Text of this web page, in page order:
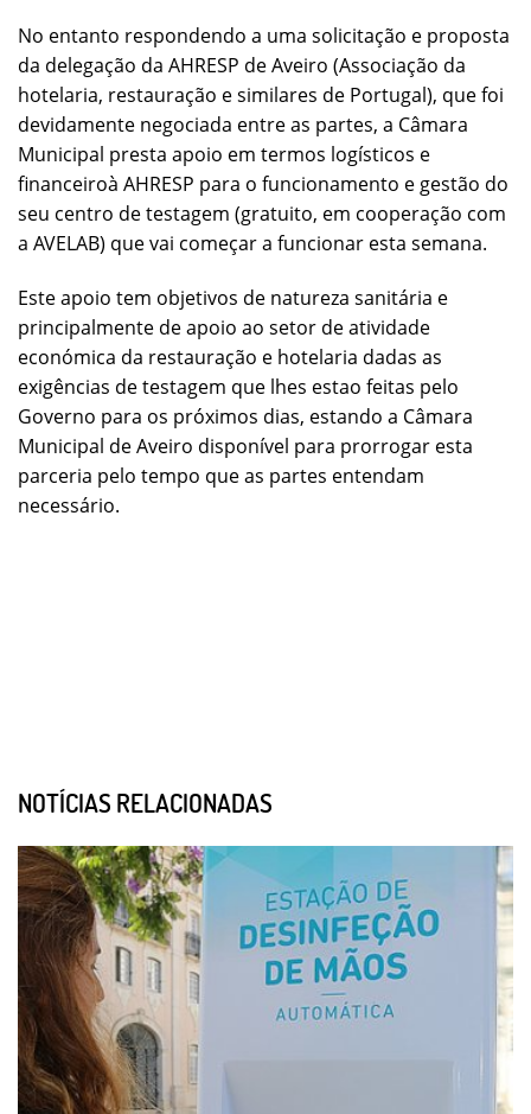
No entanto respondendo a uma solicitação e proposta
da delegação da AHRESP de Aveiro (Associação da
hotelaria, restauração e similares de Portugal), que foi
devidamente negociada entre as partes, a Câmara
Municipal presta apoio em termos logísticos e
financeiroà AHRESP para o funcionamento e gestão do
seu centro de testagem (gratuito, em cooperação com
a AVELAB) que vai começar a funcionar esta semana.
Este apoio tem objetivos de natureza sanitária e
principalmente de apoio ao setor de atividade
económica da restauração e hotelaria dadas as
exigências de testagem que lhes estao feitas pelo
Governo para os próximos dias, estando a Câmara
Municipal de Aveiro disponível para prorrogar esta
parceria pelo tempo que as partes entendam
necessário.
NOTÍCIAS RELACIONADAS